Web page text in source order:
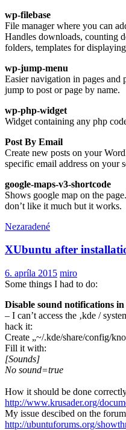
wp-filebase
File manager where you can
Handles downloads, counting
folders, templates for
wp-jump-menu
Easier navigation in pages and
jump to post or page by name.
wp-php-widget
Widget containing any php
Post By Email
Create new posts on your
specific email address on your
google-maps-v3-shortcode
Shows google map on the
don’t like it much but it works.
Nezaradené
XUbuntu after
6. apríla 2015 miro
Some things I had to do:
Disable sound notifications
– I can’t access the ‚kde /
hack it:
Create „~/.kde/share/config/
Fill it with:
[Sounds]
No sound=true
How it should be done
http://www.krusader.org/
My issue descibed on the
http://ubuntuforums.org/